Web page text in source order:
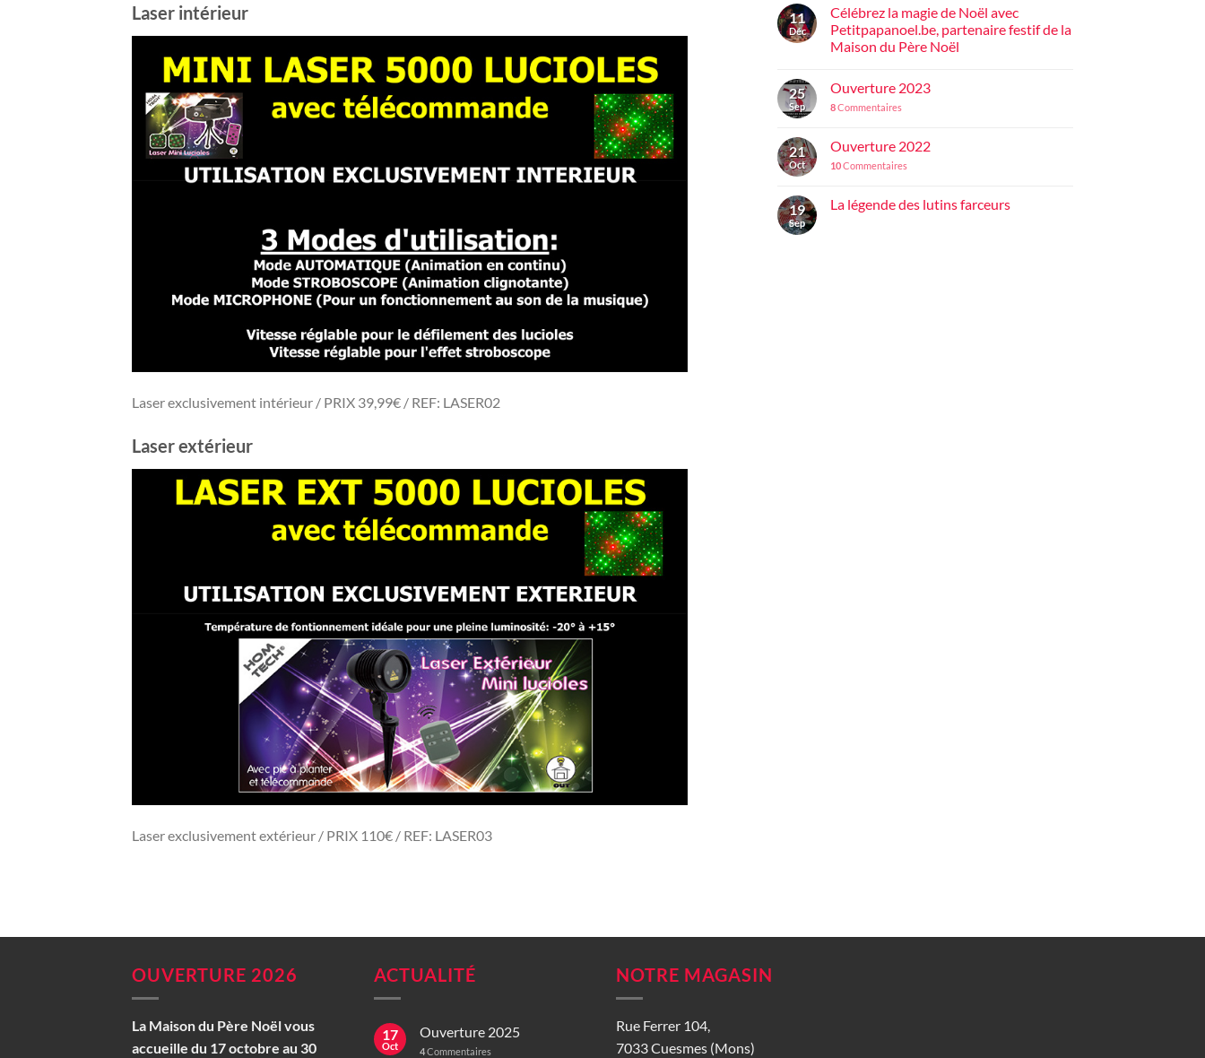
Laser intérieur
Laser exclusivement intérieur / PRIX 39,99€ / REF: LASER02
Laser extérieur
Laser exclusivement extérieur / PRIX 110€ / REF: LASER03
11
Déc
Célébrez la magie de Noël avec
Petitpapanoel.be, partenaire festif de la
Maison du Père Noël
25
Sep
Ouverture 2023
8Commentaires
21
Oct
Ouverture 2022
10Commentaires
19
Sep
La légende des lutins farceurs
OUVERTURE 2026
La Maison du Père Noël vous
accueille du 17 octobre au 30
ACTUALITÉ
17
Oct
Ouverture 2025
4Commentaires
NOTRE MAGASIN
Rue Ferrer 104,
7033 Cuesmes (Mons)